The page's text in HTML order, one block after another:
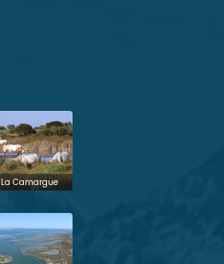
La Camargue